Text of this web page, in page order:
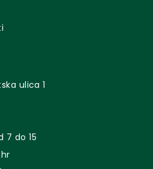
ulica 1
7 do 15